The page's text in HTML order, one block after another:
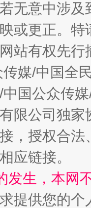
场
规模
无意中涉
或更正。
站有权先
媒/中国全
国公众传
限公司独
，授权合
应链接。
发生，本网
提供您的个